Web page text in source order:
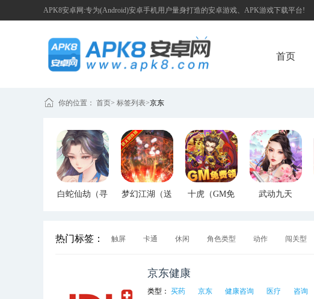
APK8安卓网:专为(Android)安卓手机用户量身打造的安卓游戏、APK游戏下载平台!
首页
你的位置： 首页> 标签列表>京东
白蛇仙劫（寻
梦幻江湖（送
十虎（GM免
武动九天
热门标签： 触屏 卡通 休闲 角色类型 动作 闯关型
京东健康
类型： 买药 京东 健康咨询 医疗 咨询